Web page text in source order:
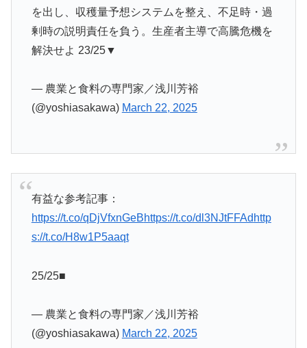
を出し、収穫量予想システムを整え、不足時・過
剰時の説明責任を負う。生産者主導で高騰危機を
解決せよ 23/25▼
— 農業と食料の専門家／浅川芳裕
(@yoshiasakawa) March 22, 2025
有益な参考記事：
https://t.co/qDjVfxnGeBhttps://t.co/dl3NJtFFAd http
s://t.co/H8w1P5aaqt
25/25■
— 農業と食料の専門家／浅川芳裕
(@yoshiasakawa) March 22, 2025